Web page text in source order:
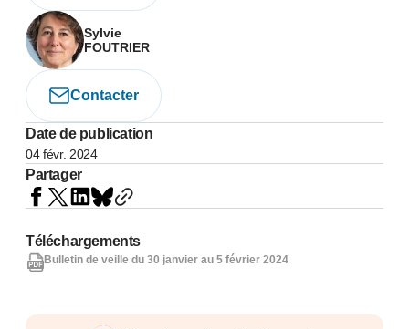
Sylvie
FOUTRIER
Contacter
Date de publication
04 févr. 2024
Partager
Téléchargements
Bulletin de veille du 30 janvier au 5 février 2024